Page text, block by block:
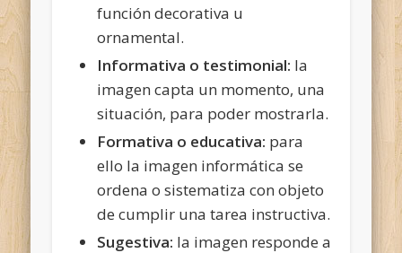
función decorativa u
ornamental.
Informativa o testimonial: la
imagen capta un momento, una
situación, para poder mostrarla.
Formativa o educativa: para
ello la imagen informática se
ordena o sistematiza con objeto
de cumplir una tarea instructiva.
Sugestiva: la imagen responde a